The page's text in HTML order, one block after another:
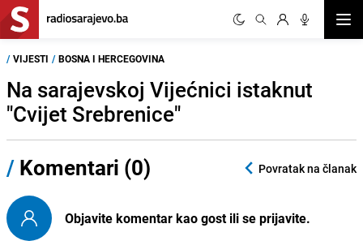
/ VIJESTI / BOSNA I HERCEGOVINA
Na sarajevskoj Vijećnici istaknut
"Cvijet Srebrenice"
/ Komentari (0) Povratak na članak
Objavite komentar kao gost ili se prijavite.